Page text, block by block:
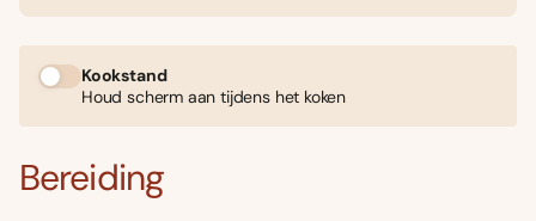
Kookstand
Houd scherm aan tijdens het koken
Bereiding